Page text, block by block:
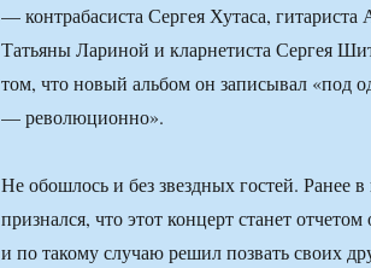
— контрабасиста Сергея Хутаса, гитариста
Татьяны Лариной и кларнетиста Сергея
том, что новый альбом он записывал «под
— революционно».
Не обошлось и без звездных гостей.
признался, что этот концерт станет
и по такому случаю решил позвать своих